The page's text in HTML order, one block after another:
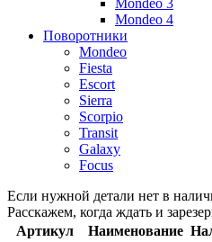
Mondeo 3
Mondeo 4
Поворотники
Mondeo
Fiesta
Escort
Sierra
Scorpio
Transit
Galaxy
Focus
Если нужной детали нет в
Расскажем, когда ждать и
Артикул
Наименование